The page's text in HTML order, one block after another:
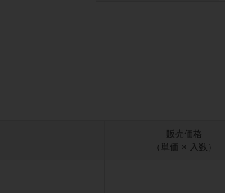
販売価格
（単価 × 入数）